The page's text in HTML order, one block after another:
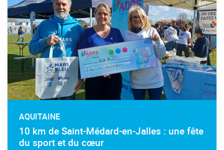
AQUITAINE
10 km de Saint-Médard-en-Jalles : une fête
du sport et du cœur